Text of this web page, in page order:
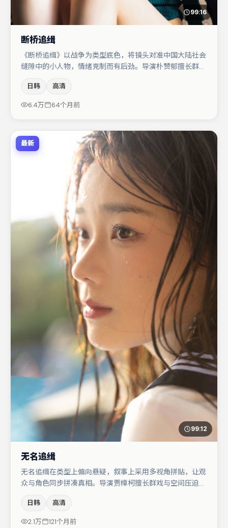
99:16
断桥追缉
《断桥追缉》以战争为类型底色，将镜头对准中国大陆社会
缝隙中的小人物，情绪克制而有后劲。导演朴赞郁擅长群戏
容包括张译、王景春、张颂文等，角色动机前后呼应，适合
喜欢抠台词与伏笔的观众。若你偏爱强类型与清晰主线，这
日韩 高清
6.4万 64个月前
最新
99:12
无名追缉
无名追缉在类型上偏向悬疑，叙事上采用多视角拼贴，让观
众与角色同步拼凑真相。导演贾樟柯擅长群戏与空间压迫
手戏构成全片情感锚点，文淇则以细节塑造推动谜题层层揭
开。整体完成度较高，适合周末一口气追完。
日韩 高清
2.1万 121个月前